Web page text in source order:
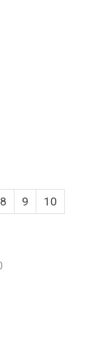
8 9
10